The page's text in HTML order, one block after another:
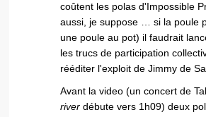
coûtent les polas d'Impossible
aussi, je suppose … si la poule
une poule au pot) il faudrait
les trucs de participation
rééditer l'exploit de Jimmy de
Avant la video (un concert de
river débute vers 1h09) deux